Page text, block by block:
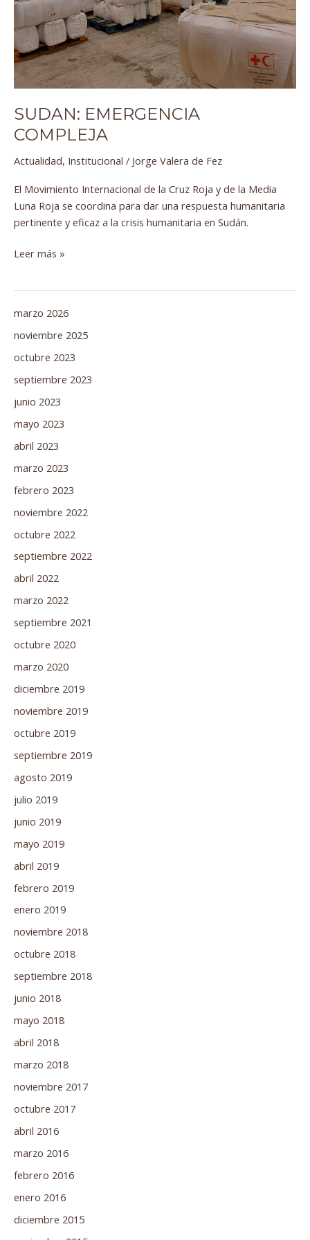
SUDAN: EMERGENCIA
COMPLEJA
Actualidad, Institucional / Jorge Valera de Fez
El Movimiento Internacional de la Cruz Roja y de la Media
Luna Roja se coordina para dar una respuesta humanitaria
pertinente y eficaz a la crisis humanitaria en Sudán.
Leer más »
marzo 2026
noviembre 2025
octubre 2023
septiembre 2023
junio 2023
mayo 2023
abril 2023
marzo 2023
febrero 2023
noviembre 2022
octubre 2022
septiembre 2022
abril 2022
marzo 2022
septiembre 2021
octubre 2020
marzo 2020
diciembre 2019
noviembre 2019
octubre 2019
septiembre 2019
agosto 2019
julio 2019
junio 2019
mayo 2019
abril 2019
febrero 2019
enero 2019
noviembre 2018
octubre 2018
septiembre 2018
junio 2018
mayo 2018
abril 2018
marzo 2018
noviembre 2017
octubre 2017
abril 2016
marzo 2016
febrero 2016
enero 2016
diciembre 2015